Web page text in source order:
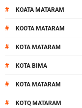
# KOATA MATARAM
# KOOTA MATARAM
# KOTA MATARAM
# KOTA BIMA
# KOTA MATARAM
# KOTQ MATARAM